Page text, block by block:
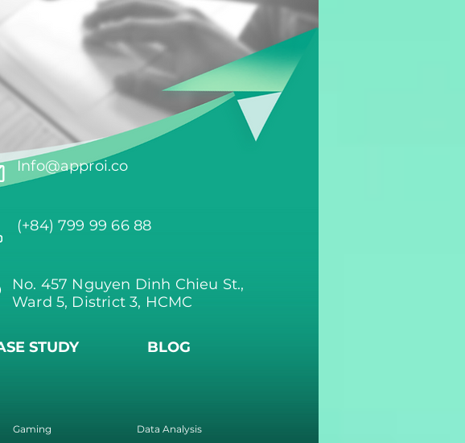
STUDY BLOG
Gaming
Data Analysis
Info@approi.co
(+84) 799 99 66 88
No. 457 Nguyen Dinh Chieu St.,
Ward 5, District 3, HCMC